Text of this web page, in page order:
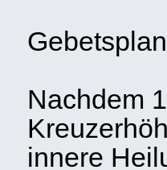
Nachdem
innere